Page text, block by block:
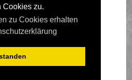
Cookies zu.
zu Cookies erhalten
durchphpBB.de